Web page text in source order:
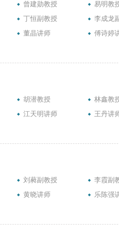
曾建勋教授 易明教
丁恒副教授 李成龙
董晶讲师 傅诗婷
胡潜教授 林鑫教
江天明讲师 王丹讲
刘蕤副教授 李霞副
黄晓讲师 乐陈强